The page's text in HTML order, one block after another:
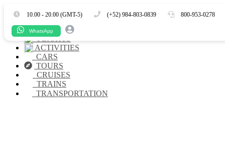
10.00 - 20.00 (GMT-5) (+52) 984-803-0839 800-953-0278
WhatsApp
Es En
HOTELS
FLIGHTS
ACTIVITIES
CARS
TOURS
CRUISES
TRAINS
TRANSPORTATION